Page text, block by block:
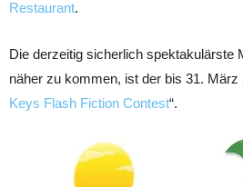
Restaurant.
Die derzeitig sicherlich spektakulärste
näher zu kommen, ist der bis 31. März
Keys Flash Fiction Contest“.